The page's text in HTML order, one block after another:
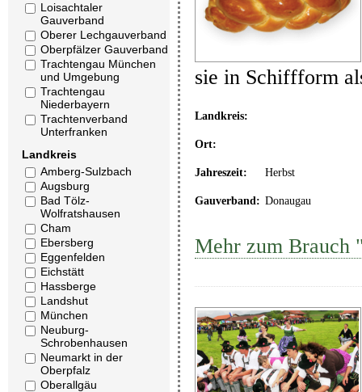
Loisachtaler
Gauverband
Oberer Lechgauverband
Oberpfälzer Gauverband
Trachtengau München
und Umgebung
Trachtengau
Niederbayern
Trachtenverband
Unterfranken
Landkreis
Amberg-Sulzbach
Augsburg
Bad Tölz-
Wolfratshausen
Cham
Ebersberg
Eggenfelden
Eichstätt
Hassberge
Landshut
München
Neuburg-
Schrobenhausen
Neumarkt in der
Oberpfalz
Oberallgäu
sie in Schiffform
Landkreis:
Ort:
Jahreszeit: Herbst
Gauverband: Donaugau
Mehr zum Brauch